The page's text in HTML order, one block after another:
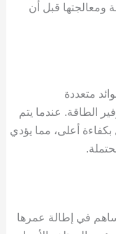
ومعالجتها قبل أن
متعددة
الطاقة. عندما يتم
أعلى، مما يؤدي
في إطالة عمرها